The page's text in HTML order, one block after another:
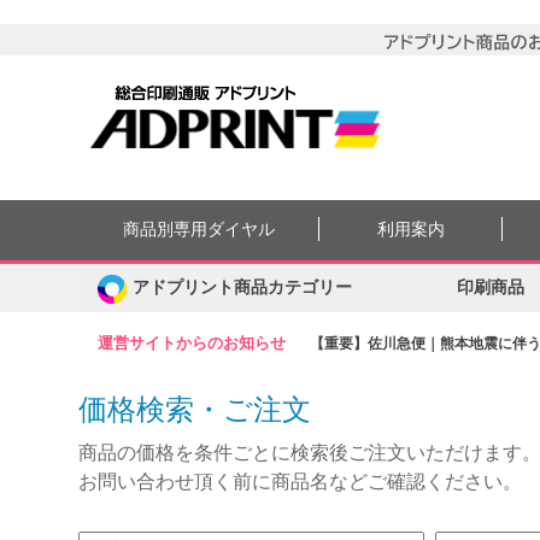
運営サイトからのお知らせ 【重要】佐川急便｜熊本地震に伴
商品別専用ダイヤル 利用案内
アドプリント商品カテゴリー 印刷商品
価格検索・ご注文
商品の価格を条件ごとに検索後ご注文いただけます。
お問い合わせ頂く前に商品名などご確認ください。